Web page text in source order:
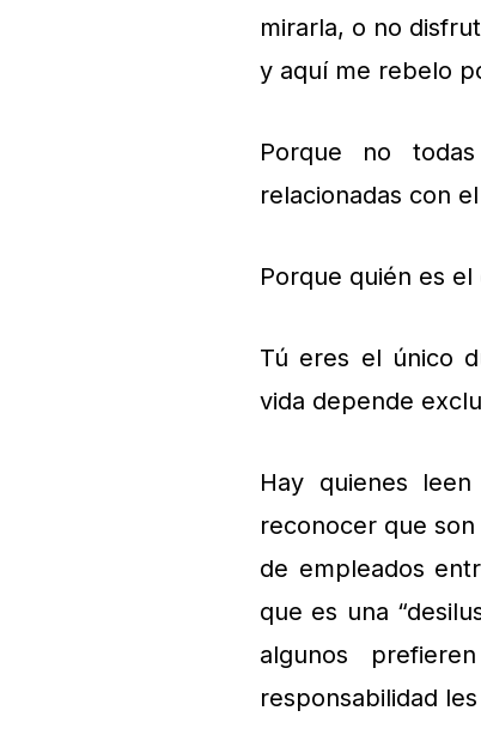
mirarla, o no
y aquí me rebelo
Porque no
relacionadas con
Porque quién es
Tú eres el único
vida depende
Hay quienes
reconocer que
de empleados
que es una
algunos
responsabilidad